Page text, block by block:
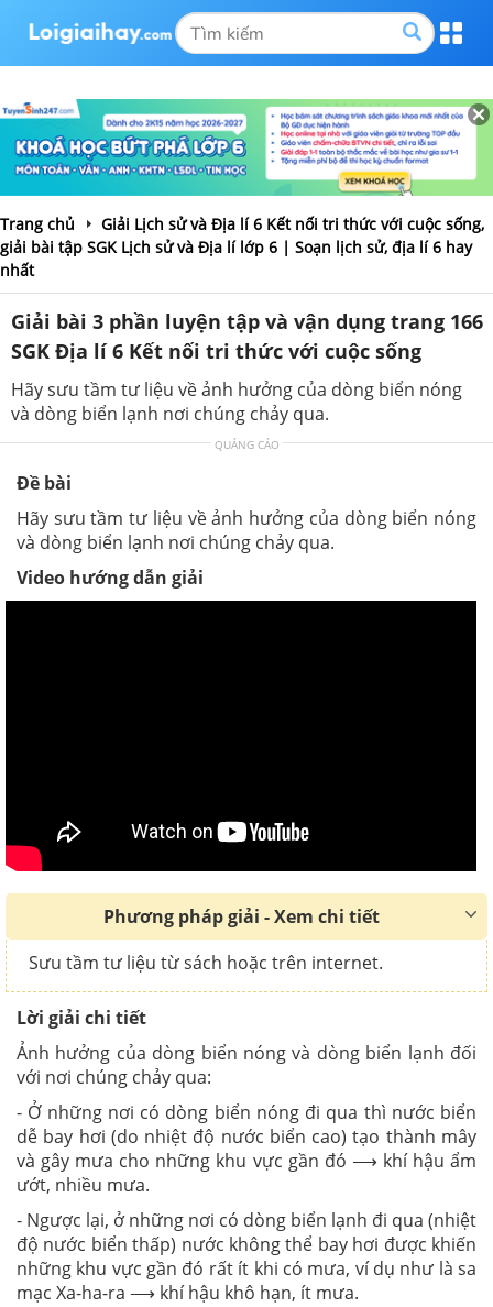
Trang chủ
Giải Lịch sử và Địa lí 6 Kết nối tri thức với cuộc sống,
giải bài tập SGK Lịch sử và Địa lí lớp 6 | Soạn lịch sử, địa lí 6 hay
nhất
Giải bài 3 phần luyện tập và vận dụng trang 166
SGK Địa lí 6 Kết nối tri thức với cuộc sống
Hãy sưu tầm tư liệu về ảnh hưởng của dòng biển nóng
và dòng biển lạnh nơi chúng chảy qua.
QUẢNG CÁO
Đề bài
Hãy sưu tầm tư liệu về ảnh hưởng của dòng biển nóng
và dòng biển lạnh nơi chúng chảy qua.
Video hướng dẫn giải
Phương pháp giải - Xem chi tiết
Sưu tầm tư liệu từ sách hoặc trên internet.
Lời giải chi tiết
Ảnh hưởng của dòng biển nóng và dòng biển lạnh đối
với nơi chúng chảy qua:
- Ở những nơi có dòng biển nóng đi qua thì nước biển
dễ bay hơi (do nhiệt độ nước biển cao) tạo thành mây
và gây mưa cho những khu vực gần đó ⟶ khí hậu ẩm
ướt, nhiều mưa.
- Ngược lại, ở những nơi có dòng biển lạnh đi qua (nhiệt
độ nước biển thấp) nước không thể bay hơi được khiến
những khu vực gần đó rất ít khi có mưa, ví dụ như là sa
mạc Xa-ha-ra ⟶ khí hậu khô hạn, ít mưa.